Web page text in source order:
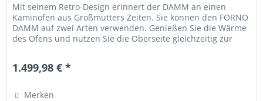
Mit seinem Retro-Design erinnert der DAMM an einen
Kaminofen aus Großmutters Zeiten. Sie können den FORNO
DAMM auf zwei Arten verwenden. Genießen Sie die Wärme
des Ofens und nutzen Sie die Oberseite gleichzeitig zur
1.499,98 € *
Merken